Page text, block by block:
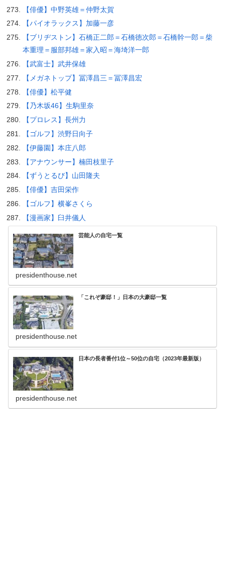
【俳優】中野英雄＝仲野太賀
【パイオラックス】加藤一彦
【ブリヂストン】石橋正二郎＝石橋徳次郎＝石橋幹一郎＝柴
本重理＝服部邦雄＝家入昭＝海埼洋一郎
【武富士】武井保雄
【メガネトップ】冨澤昌三＝冨澤昌宏
【俳優】松平健
【乃木坂46】生駒里奈
【プロレス】長州力
【ゴルフ】渋野日向子
【伊藤園】本庄八郎
【アナウンサー】楠田枝里子
【ずうとるび】山田隆夫
【俳優】吉田栄作
【ゴルフ】横峯さくら
【漫画家】臼井儀人
芸能人の自宅一覧
presidenthouse.net
「これぞ豪邸！」日本の大豪邸一覧
presidenthouse.net
日本の長者番付1位～50位の自宅（2023年最新版）
presidenthouse.net